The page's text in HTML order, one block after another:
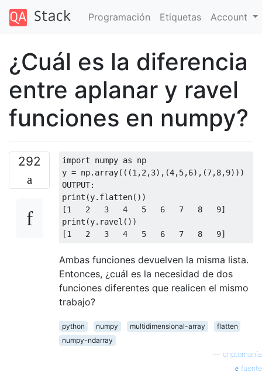
Programación Etiquetas Account
¿Cuál es la diferencia
entre aplanar y ravel
funciones en numpy?
292 import numpy as np
y = np. array(((1 ,2 ,3),(4,5,6),(7,8,9)))
OUTPUT:
print (y. flatten())
[1 2 3 4 5 6 7 8 9]
print (y. ravel ())
[1 2 3 4 5 6 7 8 9]
Ambas funciones devuelven la misma lista.
Entonces, ¿cuál es la necesidad de dos
funciones diferentes que realicen el mismo
trabajo?
python numpy multidimensional-array
flatten
numpy-ndarray
criptomanía
fuente